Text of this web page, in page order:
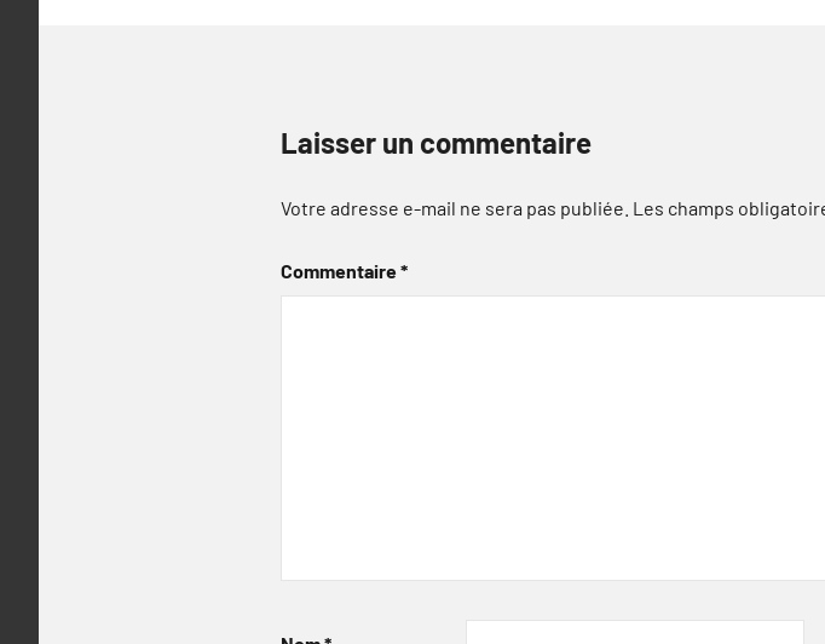
Laisser un commentaire
Votre adresse e-mail ne sera pas publiée. Les champs
Commentaire*